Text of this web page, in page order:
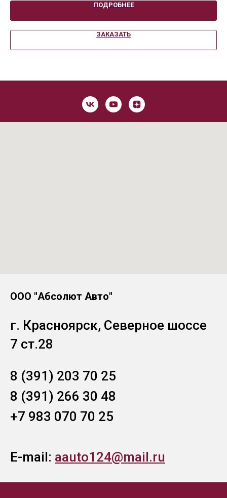
ПОДРОБНЕЕ
ЗАКАЗАТЬ
ООО "Абсолют Авто"
г. Красноярск, Северное шоссе
7 ст.28
8 (391) 203 70 25
8 (391) 266 30 48
+7 983 070 70 25
E-mail: aauto124@mail.ru